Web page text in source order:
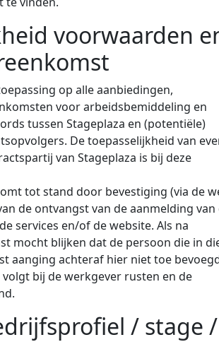
voorwaarden
op alle aanbiedingen,
voor arbeidsbemiddeling en
tussen Stageplaza en (potentiële)
De toepasselijkheid van
van Stageplaza is bij deze
tot stand door bevestiging (via de
de ontvangst van de aanmelding van
services en/of de website. Als na
mocht blijken dat de persoon die in
aanging achteraf hier niet toe
bij de werkgever rusten en de
/ stage /